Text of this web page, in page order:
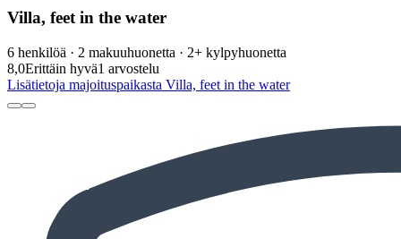
Villa, feet in the water
6 henkilöä · 2 makuuhuonetta · 2+ kylpyhuonetta
8,0Erittäin hyvä1 arvostelu
Lisätietoja majoituspaikasta Villa, feet in the water